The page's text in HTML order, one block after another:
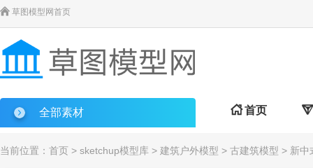
 草图模型网首页
全部素材 首页 
当前位置： 首页 > sketchup模型库 > 建筑户外模型 > 古建筑模型 > 新中